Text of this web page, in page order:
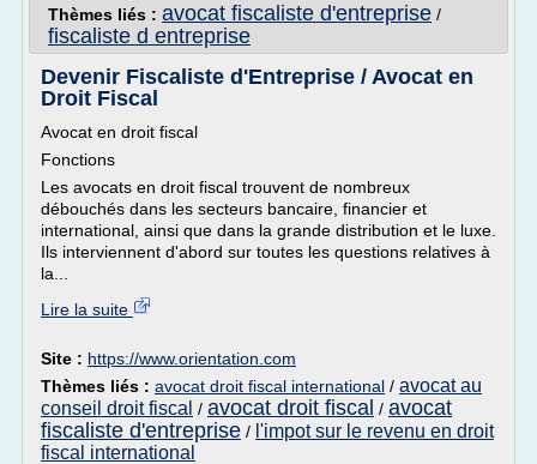
Thèmes liés : avocat fiscaliste d'entreprise /
fiscaliste d entreprise
Devenir Fiscaliste d'Entreprise / Avocat en
Droit Fiscal
Avocat en droit fiscal
Fonctions
Les avocats en droit fiscal trouvent de nombreux
débouchés dans les secteurs bancaire, financier et
international, ainsi que dans la grande distribution et le luxe.
Ils interviennent d'abord sur toutes les questions relatives à
la...
Lire la suite
Site : https://www.orientation.com
Thèmes liés : avocat droit fiscal international / avocat au
conseil droit fiscal / avocat droit fiscal / avocat
fiscaliste d'entreprise / l'impot sur le revenu en droit
fiscal international